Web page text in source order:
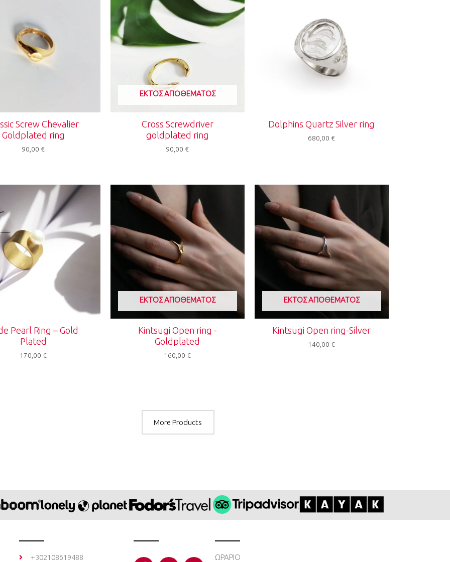
Screw Chevalier
Goldplated ring
90,00€
ΕΚΤΌΣ ΑΠΟΘΈΜΑΤΟΣ
Cross Screwdriver
goldplated ring
90,00€
Dolphins Quartz Silver ring
680,00€
Pearl Ring – Gold
Plated
170,00€
ΕΚΤΌΣ ΑΠΟΘΈΜΑΤΟΣ
Kintsugi Open ring -
Goldplated
160,00€
ΕΚΤΌΣ ΑΠΟΘΈΜΑΤΟΣ
Kintsugi Open ring-Silver
140,00€
More Products
+302108619488
F
I
Y
ΩΡΑΡΙΟ